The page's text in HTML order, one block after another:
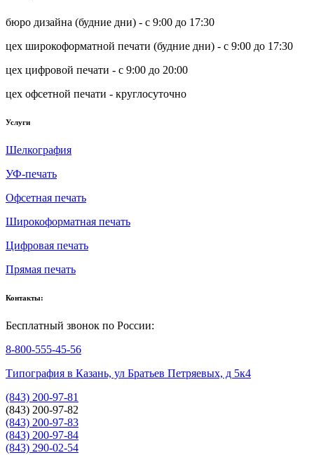
бюро дизайна (будние дни) - с 9:00 до 17:30
цех широкоформатной печати (будние дни) - с 9:00 до 17:30
цех цифровой печати - с 9:00 до 20:00
цех офсетной печати - круглосуточно
Услуги
Шелкография
УФ-печать
Офсетная печать
Широкоформатная печать
Цифровая печать
Прямая печать
Контакты:
Бесплатный звонок по России:
8-800-555-45-56
Типография в Казань, ул Братьев Петряевых, д 5к4
(843) 200-97-81
(843) 200-97-82
(843) 200-97-83
(843) 200-97-84
(843) 290-02-54